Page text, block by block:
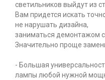
светильников выйдут из
Вам придется искать
не нарушать дизайна,
заниматься демонтажом
Значительно проще
- Большая
лампы любой нужной